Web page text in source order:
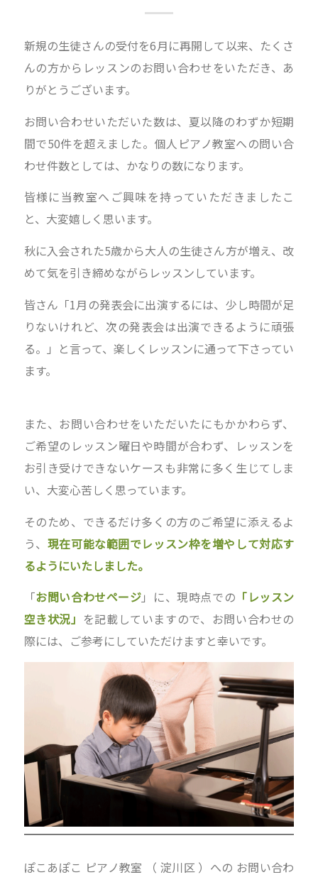
新規の生徒さんの受付を6月に再開して以来、たくさ
んの方からレッスンのお問い合わせをいただき、あ
りがとうございます。
お問い合わせいただいた数は、夏以降のわずか短期
間で50件を超えました。個人ピアノ教室への問い合
わせ件数としては、かなりの数になります。
皆様に当教室へご興味を持っていただきましたこ
と、大変嬉しく思います。
秋に入会された5歳から大人の生徒さん方が増え、改
めて気を引き締めながらレッスンしています。
皆さん「1月の発表会に出演するには、少し時間が足
りないけれど、次の発表会は出演できるように頑張
る。」と言って、楽しくレッスンに通って下さってい
ます。
また、お問い合わせをいただいたにもかかわらず、
ご希望のレッスン曜日や時間が合わず、レッスンを
お引き受けできないケースも非常に多く生じてしま
い、大変心苦しく思っています。
そのため、できるだけ多くの方のご希望に添えるよ
う、 現在可能な範囲でレッスン枠を増やして対応す
るようにいたしました。
「お問い合わせページ」に、現時点での 「レッスン
空き状況」 を記載していますので、お問い合わせの
際には、ご参考にしていただけますと幸いです。
ぽこあぽこ ピアノ教室 （ 淀川区 ）への お問い合わ